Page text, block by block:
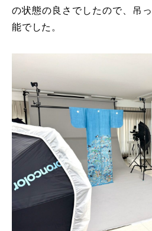
の状態の良さでしたので、吊
能でした。